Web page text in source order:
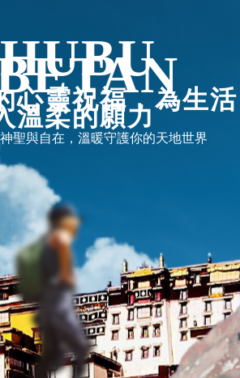
心靈祝福，為生活
溫柔的願力
聖與自在，溫暖守護你的天地世界